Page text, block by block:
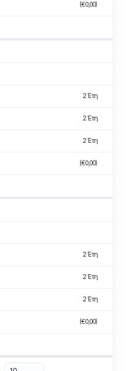
(€0,00)
2 Έτη
2 Έτη
2 Έτη
(€0,00)
2 Έτη
2 Έτη
2 Έτη
(€0,00)